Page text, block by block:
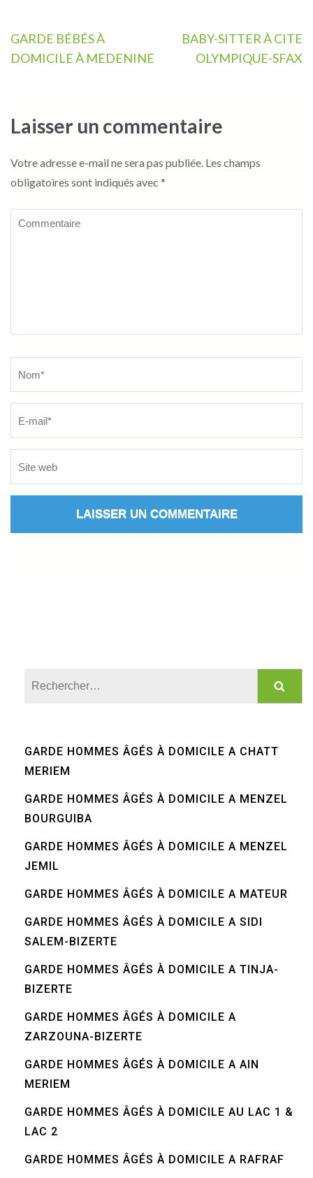
Navigation
de
GARDE BÉBÉS À
DOMICILE À MEDENINE
BABY-SITTER À CITE
OLYMPIQUE-SFAX
Laisser un commentaire
Votre adresse e-mail ne sera pas publiée. Les champs
obligatoires sont indiqués avec *
Commentaire
GARDE HOMMES ÂGÉS À DOMICILE A CHATT
MERIEM
GARDE HOMMES ÂGÉS À DOMICILE A MENZEL
BOURGUIBA
GARDE HOMMES ÂGÉS À DOMICILE A MENZEL
JEMIL
GARDE HOMMES ÂGÉS À DOMICILE A MATEUR
GARDE HOMMES ÂGÉS À DOMICILE A SIDI
SALEM-BIZERTE
GARDE HOMMES ÂGÉS À DOMICILE A TINJA-
BIZERTE
GARDE HOMMES ÂGÉS À DOMICILE A
ZARZOUNA-BIZERTE
GARDE HOMMES ÂGÉS À DOMICILE A AIN
MERIEM
GARDE HOMMES ÂGÉS À DOMICILE AU LAC 1 &
LAC 2
GARDE HOMMES ÂGÉS À DOMICILE A RAFRAF